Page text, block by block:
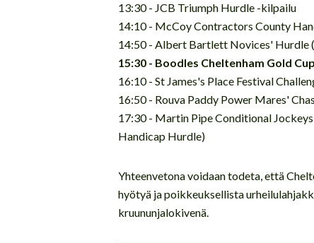
13:30 - JCB Triumph Hurdle -kilpailu
14:10 - McCoy Contractors County
14:50 - Albert Bartlett Novices'
15:30 - Boodles Cheltenham Gold
16:10 - St James's Place Festival
16:50 - Rouva Paddy Power Mares'
17:30 - Martin Pipe Conditional
Handicap Hurdle)
Yhteenvetona voidaan todeta, että
hyötyä ja poikkeuksellista
kruununjalokivenä.